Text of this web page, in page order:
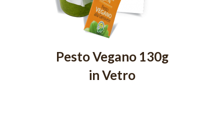
Pesto Vegano 130g
in Vetro